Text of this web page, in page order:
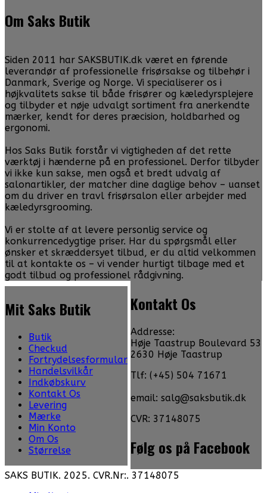
Om Saks Butik
Siden 2011 har SAKSBUTIK.dk været en førende
leverandør af professionelle frisørsakse og tilbehør i
Danmark, Sverige og Norge. Vi specialiserer os i
højkvalitets sakse til både frisører og kæledyrsplejere
og tilbyder et nøje udvalgt sortiment fra anerkendte
mærker, kendt for deres præcision, holdbarhed og
ergonomi.
Hos Saks Butik forstår vi vigtigheden af det rette
værktøj i hænderne på en professionel. Derfor tilbyder
vi ikke kun sakse, men også et bredt udvalg af
salonartikler, der matcher dine daglige behov – uanset
om du driver en travl frisørsalon eller arbejder med
kæledyrsgrooming.
Vi er stolte af at levere personlig service og
konkurrencedygtige priser. Har du spørgsmål eller
ønsker et skræddersyet tilbud, er du altid velkommen
til at kontakte os – vi vender hurtigt tilbage med et
godt tilbud og professionel rådgivning.
Mit Saks Butik
Butik
Checkud
Fortrydelsesformular
Handelsvilkår
Indkøbskurv
Kontakt Os
Levering
Mærke
Min Konto
Om Os
Størrelse
Kontakt Os
Addresse:
Høje Taastrup Boulevard 53
2630 Høje Taastrup
Tlf: (+45) 504 71671
email: salg@saksbutik.dk
CVR: 37148075
Følg os på Facebook
SAKS BUTIK. 2025. CVR.Nr:. 37148075